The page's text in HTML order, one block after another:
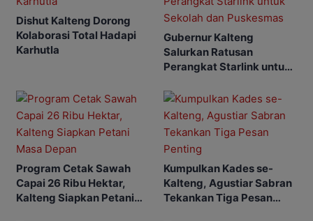
Dishut Kalteng Dorong
Kolaborasi Total Hadapi
Karhutla
Gubernur Kalteng
Salurkan Ratusan
Perangkat Starlink untuk
Program Cetak Sawah
Capai 26 Ribu Hektar,
Kalteng Siapkan Petani
Kumpulkan Kades se-
Kalteng, Agustiar Sabran
Tekankan Tiga Pesan